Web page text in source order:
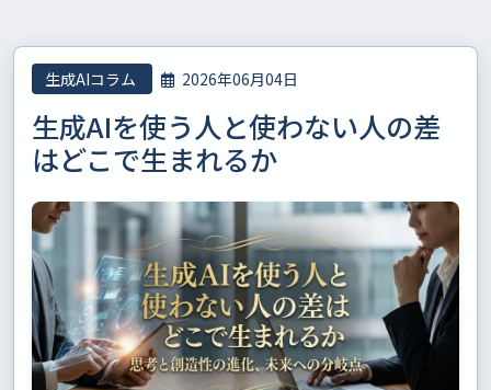
生成AIコラム 2026年06月04日
生成AIを使う人と使わない人の差
はどこで生まれるか